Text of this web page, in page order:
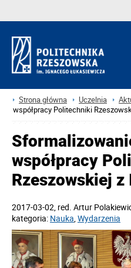
Strona główna Uczelnia
współpracy Politechniki
współpracy
Rzeszowskiej z
2017-03-02, red. Artur
kategoria: Nauka,Wydarzenia